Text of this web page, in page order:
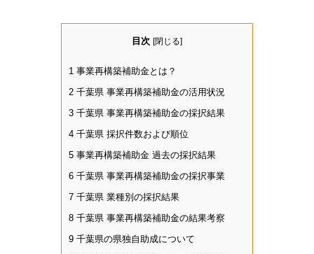
目次 [閉じる]
1 事業再構築補助金とは？
2 千葉県 事業再構築補助金の活用状況
3 千葉県 事業再構築補助金の採択結果
4 千葉県 採択件数および順位
5 事業再構築補助金 過去の採択結果
6 千葉県 事業再構築補助金の採択事業
7 千葉県 業種別の採択結果
8 千葉県 事業再構築補助金の結果考察
9 千葉県の県独自助成について